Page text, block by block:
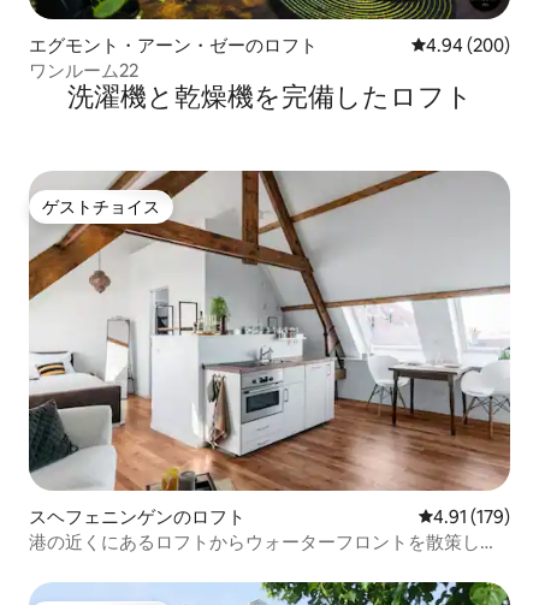
エグモント・アーン・ゼーのロフト レビュー200
4.94 (200)
ワンルーム22
洗濯機と乾燥機を完備したロフト
ゲストチョイス
ゲストチョイス
スヘフェニンゲンのロフト レビュー179
4.91 (179)
港の近くにあるロフトからウォーターフロントを散策しよ